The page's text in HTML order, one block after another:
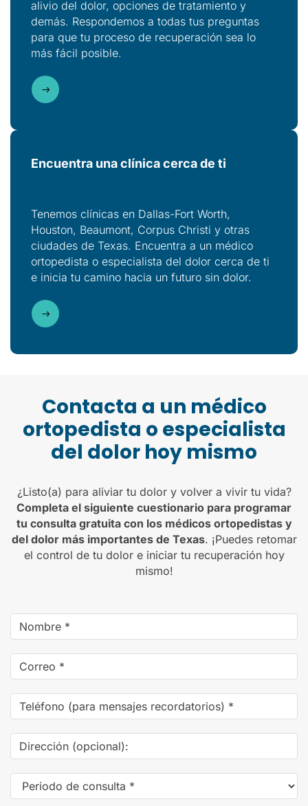
alivio del dolor, opciones de tratamiento y
demás. Respondemos a todas tus preguntas
para que tu proceso de recuperación sea lo
más fácil posible.
Encuentra una clínicacerca de ti
Tenemos clínicas en Dallas-Fort Worth,
Houston, Beaumont, Corpus Christi y otras
ciudades de Texas. Encuentra a un médico
ortopedista o especialista del dolor cerca de ti
e inicia tu camino hacia un futuro sin dolor.
Contacta a un médico
ortopedista o especialista
del dolor hoy mismo
¿Listo(a) para aliviar tu dolor y volver a vivir tu vida?
Completa el siguiente cuestionario para programar
tu consulta gratuita con los médicos ortopedistas y
del dolor más importantes de Texas. ¡Puedes retomar
el control de tu dolor e iniciar tu recuperación hoy
mismo!
Name*
Email
Address*
Phone
Number
(for
text
reminders)*
Dirección
(opcional):
Consultation
Time*